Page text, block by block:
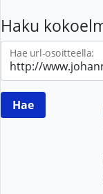
Haku
Hae url-osoitteella: